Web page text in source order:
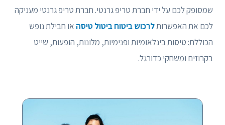
שמסופק לכם על ידי חברת טריפ גרנטי. חברת טריפ גרנטי מעניקה
לכם את האפשרותלרכוש ביטוח ביטול טיסה או חבילת נופש
הכוללת: טיסות בינלאומיות ופנימיות, מלונות, הופעות, שייט
בקרוזים ומשחקי כדורגל.